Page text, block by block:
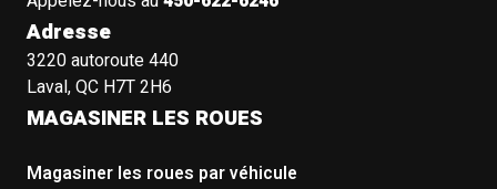
Adresse
3220 autoroute 440
Laval, QC H7T 2H6
MAGASINER LES ROUES
Magasiner les roues par véhicule